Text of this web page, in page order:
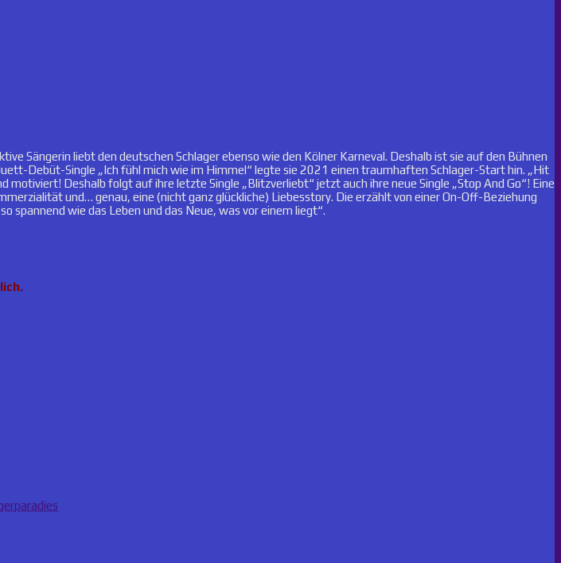
Sängerin liebt den deutschen Schlager ebenso wie den Kölner Karneval. Deshalb ist sie auf den Bühnen
Debüt-Single „Ich fühl mich wie im Himmel“ legte sie 2021 einen traumhaften Schlager-Start hin. „Hit
Deshalb folgt auf ihre letzte Single „Blitzverliebt“ jetzt auch ihre neue Single „Stop And Go“! Eine
und… genau, eine (nicht ganz glückliche) Liebesstory. Die erzählt von einer On-Off-Beziehung
spannend wie das Leben und das Neue, was vor einem liegt“.